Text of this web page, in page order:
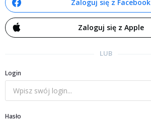
Zaloguj się z Facebook
Zaloguj się z Apple
LUB
Login
Hasło